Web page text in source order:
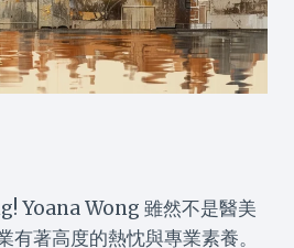
Yoana Wong 雖然不是醫美
有著高度的熱忱與專業素養。